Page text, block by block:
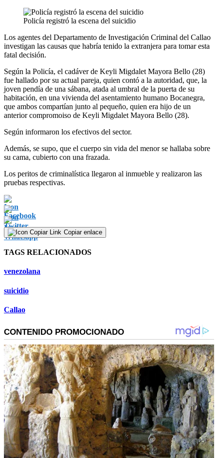
Policía registró la escena del suicidio
Los agentes del Departamento de Investigación Criminal del Callao
investigan las causas que habría tenido la extranjera para tomar esta
fatal decisión.
Según la Policía, el cadáver de Keyli Migdalet Mayora Bello (28)
fue hallado por su actual pareja, quien contó a la autoridad, que, la
joven pendía de una sábana, atada al umbral de la puerta de su
habitación, en una vivienda del asentamiento humano Bocanegra,
que ambos compartían junto al pequeño, quien era hijo de un
anterior compromoiso de Keyli Migdalet Mayora Bello (28).
Según informaron los efectivos del sector.
Además, se supo, que el cuerpo sin vida del menor se hallaba sobre
su cama, cubierto con una frazada.
Los peritos de criminalística llegaron al inmueble y realizaron las
pruebas respectivas.
Copiar enlace
TAGS RELACIONADOS
venezolana
suicidio
Callao